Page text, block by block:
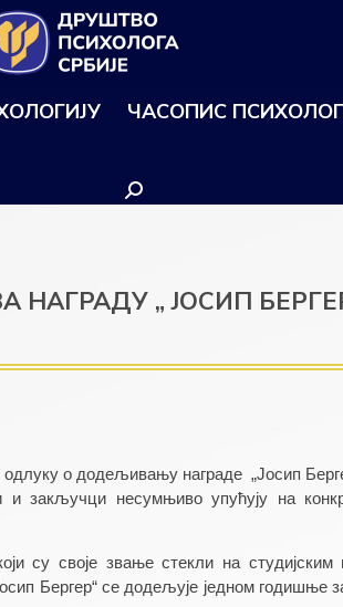
ЧАСОПИС
Search:
НАГРАДУ „ ЈОСИП
о додељивању награде  „Јосип
и закључци несумњиво упућују на
су своје звање стекли на
Бергер“ се додељује једном годишње